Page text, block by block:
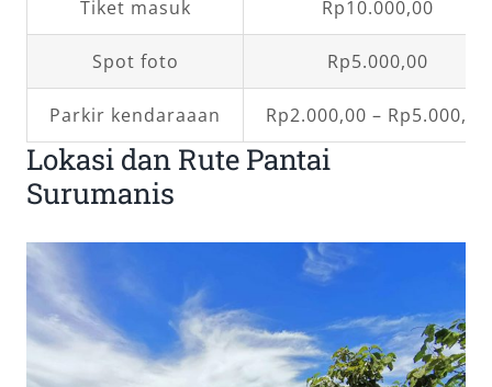
Tiket masuk Rp10.000,00
Spot foto Rp5.000,00
Parkir kendaraaan Rp2.000,00 – Rp5.000,00
Lokasi dan Rute Pantai
Surumanis